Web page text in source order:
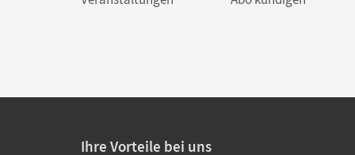
Ihre Vorteile bei uns